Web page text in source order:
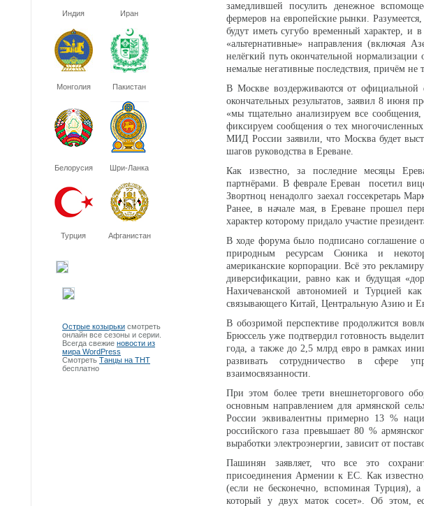
Индия Иран
Монголия Пакистан
Белорусия Шри-Ланка
Турция Афганистан
Острые козырьки смотреть
онлайн все сезоны и серии.
Всегда свежие новости из
мира WordPress
Смотреть Танцы на ТНТ
бесплатно
замедлившей посулить денежное
фермеров на европейские рынки.
будут иметь сугубо временный характер, и
«альтернативные» направления (включая
нелёгкий путь окончательной
немалые негативные последствия, причём не
В Москве воздерживаются от
окончательных результатов, заявил 8 июня
«мы тщательно анализируем все
фиксируем сообщения о тех
МИД России заявили, что Москва будет
шагов руководства в Ереване.
Как известно, за последние месяцы
партнёрами. В феврале Ереван посетил
Звортноц ненадолго заехал госсекретарь
Ранее, в начале мая, в Ереване прошел
характер которому придало участие
В ходе форума было подписано соглашение
природным ресурсам Сюника и
американские корпорации. Всё это
диверсификации, равно как и будущая
Нахичеванской автономией и Турцией
связывающего Китай, Центральную Азию и
В обозримой перспективе продолжится
Брюссель уже подтвердил готовность
года, а также до 2,5 млрд евро в рамках
развивать сотрудничество в сфере
взаимосвязанности.
При этом более трети внешнеторгового
основным направлением для армянской
России эквивалентны примерно 13 %
российского газа превышает 80 %
выработки электроэнергии, зависит от
Пашинян заявляет, что все это
присоединения Армении к ЕС. Как
(если не бесконечно, вспоминая Турция),
который у двух маток сосет». Об этом,